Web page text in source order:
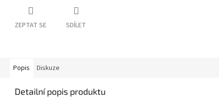
ZEPTAT SE SDÍLET
Popis Diskuze
Detailní popis produktu